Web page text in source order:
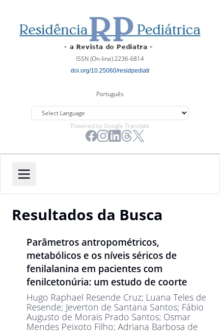
ISSN (On-line) 2236-6814
doi.org/10.25060/residpediatr
Português
Powered by Google Translate
Resultados da Busca
Parâmetros antropométricos,
metabólicos e os níveis séricos de
fenilalanina em pacientes com
fenilcetonúria: um estudo de coorte
Hugo Raphael Resende Cruz; Luana Teles de
Resende; Jeverton de Santana Santos; Fábio
Augusto de Morais Prado Santos; Osmar
Mendes Peixoto Filho; Adriana Barbosa de